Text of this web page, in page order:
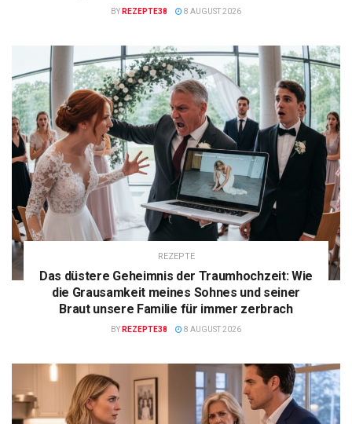
BY REZEPTE38 8 AUGUST 2026
REZEPTE
Das düstere Geheimnis der Traumhochzeit: Wie
die Grausamkeit meines Sohnes und seiner
Braut unsere Familie für immer zerbrach
BY REZEPTE38 8 AUGUST 2026